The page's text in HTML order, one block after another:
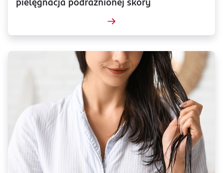
pielęgnacja podrażnionej skóry